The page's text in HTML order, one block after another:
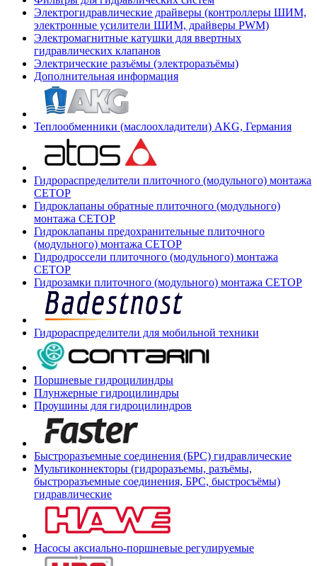
Электрогидравлические драйверы (контроллеры ШИМ,
электронные усилители ШИМ, драйверы PWM)
Электромагнитные катушки для ввертных
гидравлических клапанов
Электрические разъёмы (электроразъёмы)
Дополнительная информация
Теплообменники (маслоохладители) AKG, Германия
Гидрораспределители плиточного (модульного) монтажа
СЕТОР
Гидроклапаны обратные плиточного (модульного)
монтажа CETOP
Гидроклапаны предохранительные плиточного
(модульного) монтажа CETOP
Гидродроссели плиточного (модульного) монтажа
CETOP
Гидрозамки плиточного (модульного) монтажа CETOP
Гидрораспределители для мобильной техники
Поршневые гидроцилиндры
Плунжерные гидроцилиндры
Проушины для гидроцилиндров
Быстроразъемные соединения (БРС) гидравлические
Мультиконнекторы (гидроразъемы, разъёмы,
быстроразъемные соединения, БРС, быстросъёмы)
гидравлические
Насосы аксиально-поршневые регулируемые